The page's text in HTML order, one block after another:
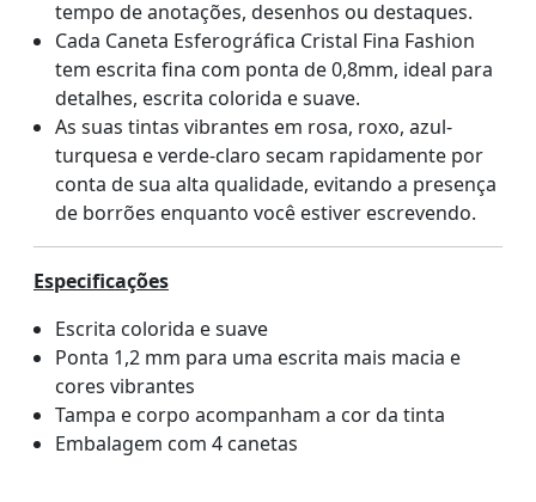
tempo de anotações, desenhos ou destaques.
Cada Caneta Esferográfica Cristal Fina Fashion
tem escrita fina com ponta de 0,8mm, ideal para
detalhes, escrita colorida e suave.
As suas tintas vibrantes em rosa, roxo, azul-
turquesa e verde-claro secam rapidamente por
conta de sua alta qualidade, evitando a presença
de borrões enquanto você estiver escrevendo.
Especificações
Escrita colorida e suave
Ponta 1,2 mm para uma escrita mais macia e
cores vibrantes
Tampa e corpo acompanham a cor da tinta
Embalagem com 4 canetas